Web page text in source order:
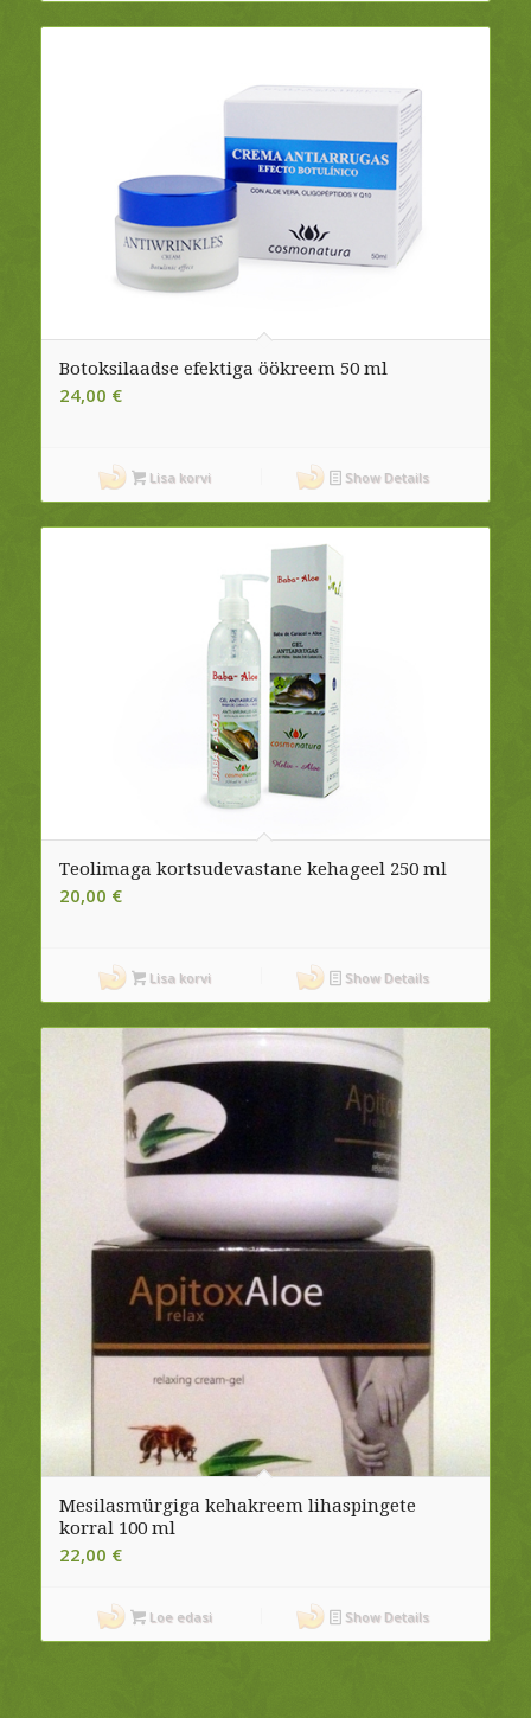
Botoksilaadse efektiga öökreem 50 ml
24,00 €
Lisa korvi Show Details
Teolimaga kortsudevastane kehageel 250 ml
20,00 €
Lisa korvi Show Details
Mesilasmürgiga kehakreem lihaspingete
korral 100 ml
22,00 €
Loe edasi Show Details